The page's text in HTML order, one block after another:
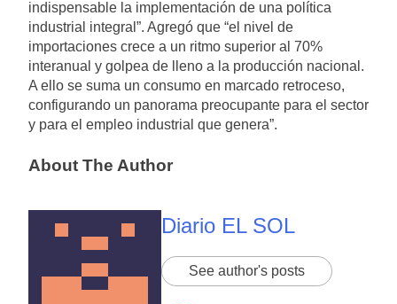
indispensable la implementación de una política
industrial integral”. Agregó que “el nivel de
importaciones crece a un ritmo superior al 70%
interanual y golpea de lleno a la producción nacional.
A ello se suma un consumo en marcado retroceso,
configurando un panorama preocupante para el sector
y para el empleo industrial que genera”.
About The Author
Diario EL SOL
See author's posts